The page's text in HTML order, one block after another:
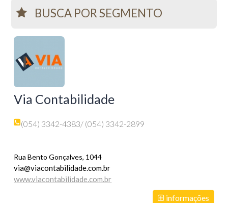
BUSCA POR SEGMENTO
Via Contabilidade
(054) 3342-4383/ (054) 3342-2899
Rua Bento Gonçalves, 1044
via@viacontabilidade.com.br
www.viacontabilidade.com.br
informações